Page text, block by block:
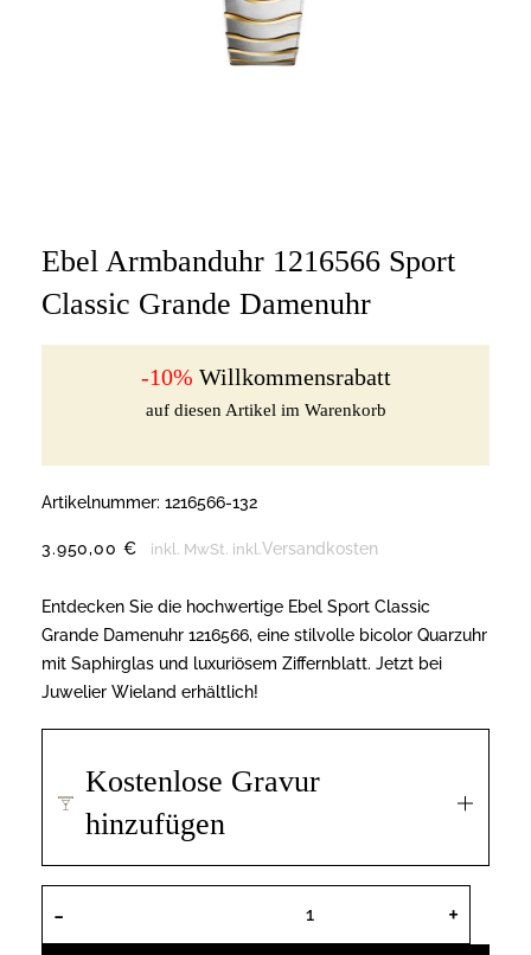
Ebel Armbanduhr 1216566 Sport
Classic Grande Damenuhr
-10% Willkommensrabatt
auf diesen Artikel im Warenkorb
Artikelnummer: 1216566-132
3.950,00 € inkl. MwSt. inkl.Versandkosten
Entdecken Sie die hochwertige Ebel Sport Classic
Grande Damenuhr 1216566, eine stilvolle bicolor Quarzuhr
mit Saphirglas und luxuriösem Ziffernblatt. Jetzt bei
Juwelier Wieland erhältlich!
Kostenlose Gravur
hinzufügen
Ebel Armbanduhr 1216566 Sport Classic